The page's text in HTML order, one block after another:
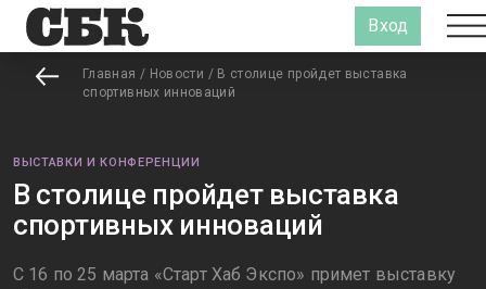
Вход
Главная / Новости / В столице пройдет выставка
спортивных инноваций
ВЫСТАВКИ И КОНФЕРЕНЦИИ
В столице пройдет выставка
спортивных инноваций
С 16 по 25 марта «Старт Хаб Экспо» примет выставку